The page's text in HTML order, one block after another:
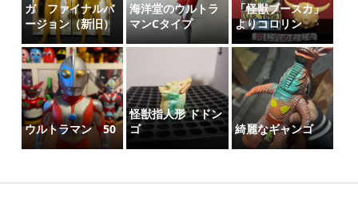
ガ ファイナルバ
ージョン（新旧）
海洋堂のウルトラ
マンCタイプ
「怪獣ブースカ」
よりコロリン
ウルトラマン 50
怪獣指人形 ドドン
ゴ
綺麗なギャンゴ